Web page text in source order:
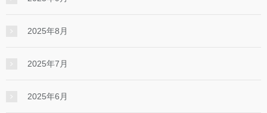
2025年8月
2025年7月
2025年6月